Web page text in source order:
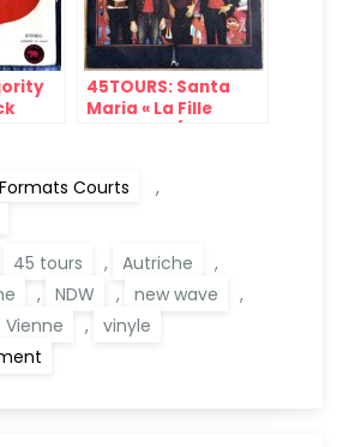
45TOURS: Santa
Maria « La Fille
d’Aladin » (Disc’AZ,
Courts
,
45 tours , Autriche
,
, NDW , new wave
,
Vienne ,
vinyle